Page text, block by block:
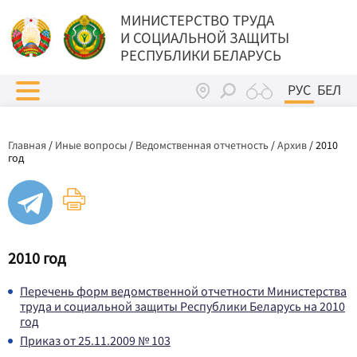
МИНИСТЕРСТВО ТРУДА
И СОЦИАЛЬНОЙ ЗАЩИТЫ
РЕСПУБЛИКИ БЕЛАРУСЬ
РУС БЕЛ
Главная / Иные вопросы / Ведомственная отчетность /Архив /2010
год
2010 год
Перечень форм ведомственной отчетности Министерства
труда и социальной защиты Республики Беларусь на 2010
год
Приказ от 25.11.2009 № 103